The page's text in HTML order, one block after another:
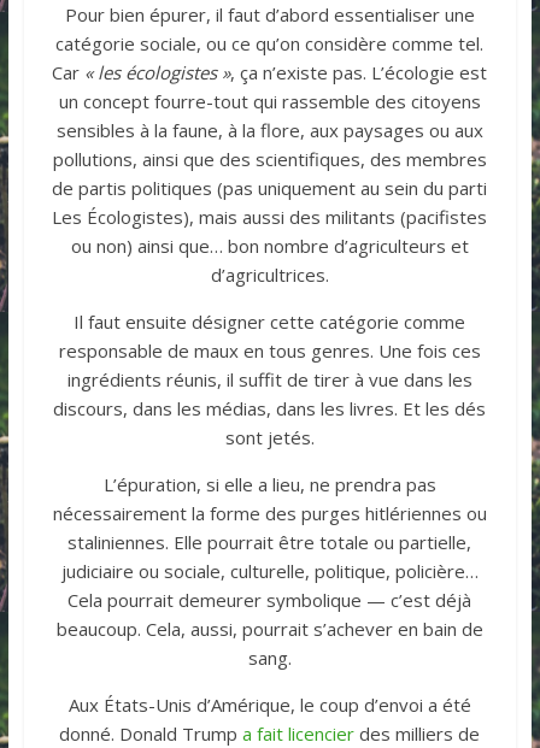
Pour bien épurer, il faut d’abord essentialiser une
catégorie sociale, ou ce qu’on considère comme tel.
Car « les écologistes », ça n’existe pas. L’écologie est
un concept fourre-tout qui rassemble des citoyens
sensibles à la faune, à la flore, aux paysages ou aux
pollutions, ainsi que des scientifiques, des membres
de partis politiques (pas uniquement au sein du parti
Les Écologistes), mais aussi des militants (pacifistes
ou non) ainsi que… bon nombre d’agriculteurs et
d’agricultrices.
Il faut ensuite désigner cette catégorie comme
responsable de maux en tous genres. Une fois ces
ingrédients réunis, il suffit de tirer à vue dans les
discours, dans les médias, dans les livres. Et les dés
sont jetés.
L’épuration, si elle a lieu, ne prendra pas
nécessairement la forme des purges hitlériennes ou
staliniennes. Elle pourrait être totale ou partielle,
judiciaire ou sociale, culturelle, politique, policière…
Cela pourrait demeurer symbolique — c’est déjà
beaucoup. Cela, aussi, pourrait s’achever en bain de
sang.
Aux États-Unis d’Amérique, le coup d’envoi a été
donné. Donald Trumpa fait licencier des milliers de